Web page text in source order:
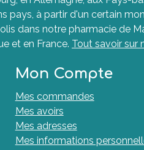
pays, à partir d'un certain
dans notre pharmacie de
et en France. Tout savoir sur
Mon Compte
Mes commandes
Mes avoirs
Mes adresses
Mes informations